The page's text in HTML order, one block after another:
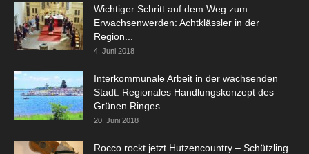
Wichtiger Schritt auf dem Weg zum
Erwachsenwerden: Achtklässler in der
Region...
4. Juni 2018
Interkommunale Arbeit in der wachsenden
Stadt: Regionales Handlungskonzept des
Grünen Ringes...
20. Juni 2018
Rocco rockt jetzt Hutzencountry – Schützling